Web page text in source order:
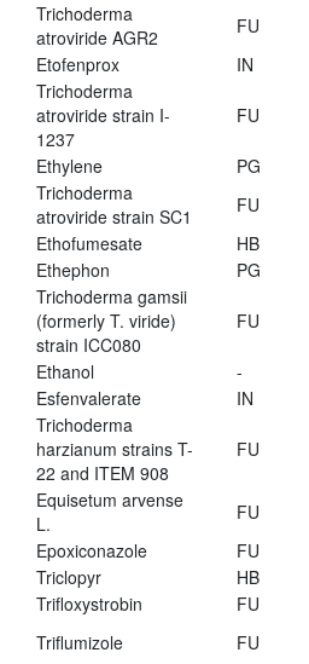
Trichoderma
atroviride AGR2
FU
Etofenprox
IN
Trichoderma
atroviride strain I-
1237
FU
Ethylene PG
Trichoderma
atroviride strain SC1
FU
Ethofumesate
HB
Ethephon
PG
Trichoderma gamsii
(formerly T. viride)
strain ICC080
FU
Ethanol -
Esfenvalerate
IN
Trichoderma
harzianum strains T-
22 and ITEM 908
FU
Equisetum arvense
L.
FU
Epoxiconazole
FU
Triclopyr
HB
Trifloxystrobin
FU
Triflumizole
FU